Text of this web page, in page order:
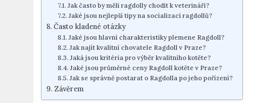
Jak často by měli ragdolly chodit ⁢k veterináři?
Jaké‍ jsou nejlepší tipy na ⁣socializaci ragdollů?
Často kladené otázky
Jaké jsou ⁢hlavní charakteristiky plemene Ragdoll?
Jak najít kvalitní chovatele⁢ Ragdoll v Praze?
Jaká jsou kritéria⁢ pro ⁣výběr kvalitního kotěte?
Jaké jsou průměrné‍ ceny Ragdoll kotěte v ⁤Praze?
Jak se správně postarat o Ragdolla po jeho pořízení?
Závěrem